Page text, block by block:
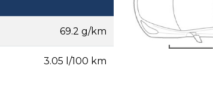
69.2 g/km
3.05 l/100 km